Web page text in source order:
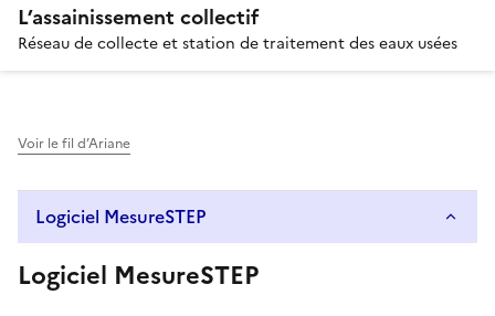
L’assainissement collectif
Réseau de collecte et station de traitement des eaux usées
Voir le fil d’Ariane
Logiciel MesureSTEP
Logiciel MesureSTEP